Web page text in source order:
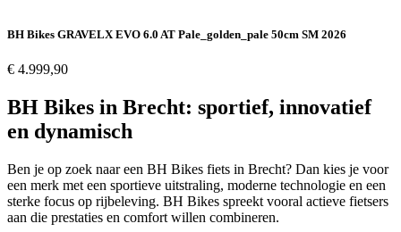
BH Bikes GRAVELX EVO 6.0 AT Pale_golden_pale 50cm SM 2026
€ 4.999,90
BH Bikes in Brecht: sportief, innovatief
en dynamisch
Ben je op zoek naar een BH Bikes fiets in Brecht? Dan kies je voor
een merk met een sportieve uitstraling, moderne technologie en een
sterke focus op rijbeleving. BH Bikes spreekt vooral actieve fietsers
aan die prestaties en comfort willen combineren.